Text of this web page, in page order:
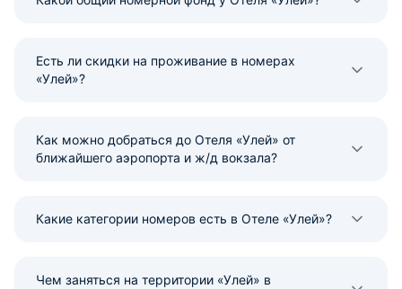
Есть ли скидки на проживание в номерах
«Улей»?
Как можно добраться до Отеля «Улей» от
ближайшего аэропорта и ж/д вокзала?
Какие категории номеров есть в Отеле «Улей»?
Чем заняться на территории «Улей» в